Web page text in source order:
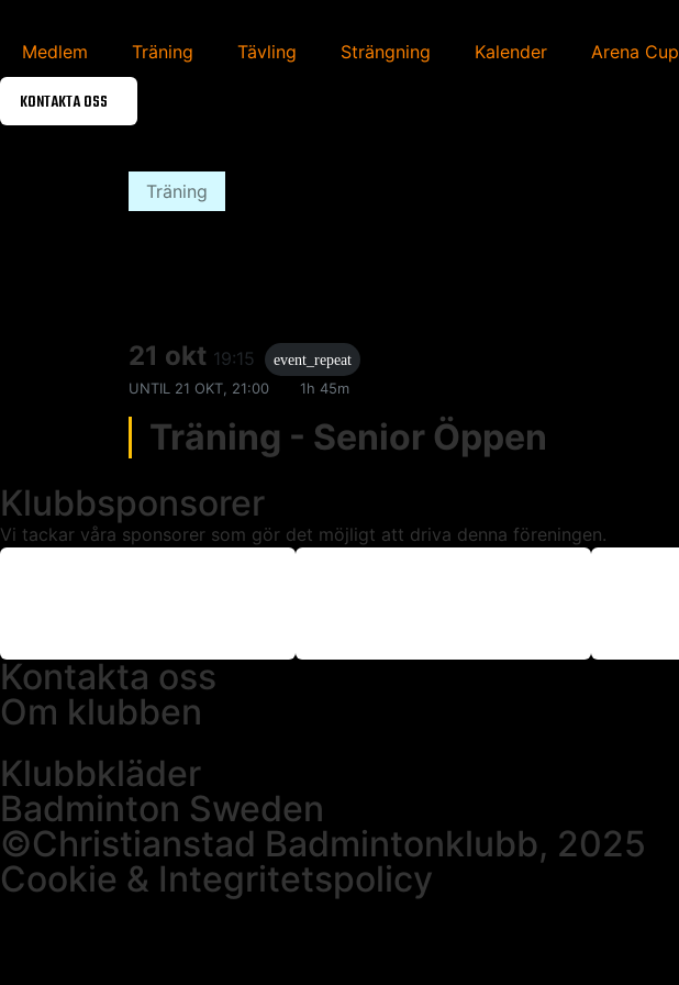
Medlem Träning Tävling Strängning Kalender Arena Cup
KONTAKTA OSS
Träning
21 okt 19:15
event_repeat
UNTIL 21 OKT, 21:00 1h 45m
Träning - Senior Öppen
Klubbsponsorer
Vi tackar våra sponsorer som gör det möjligt att driva denna föreningen.
Kontakta oss
Om klubben
Klubbkläder
Badminton Sweden
©Christianstad Badmintonklubb, 2025
Cookie & Integritetspolicy